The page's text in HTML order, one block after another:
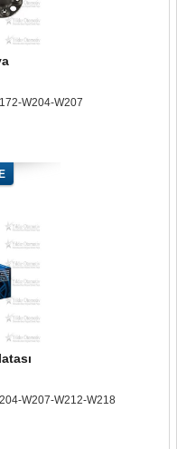
W204-W207
W207-W212-W218